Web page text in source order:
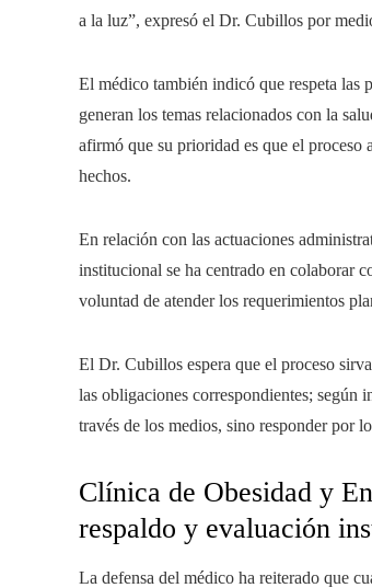
a la luz”, expresó el Dr. Cubillos por
El médico también indicó que respeta las
generan los temas relacionados con la
afirmó que su prioridad es que el
hechos.
En relación con las actuaciones
institucional se ha centrado en colaborar
voluntad de atender los requerimientos
El Dr. Cubillos espera que el proceso
las obligaciones correspondientes; según
través de los medios, sino responder por
Clínica de Obesidad y
respaldo y evaluación
La defensa del médico ha reiterado que